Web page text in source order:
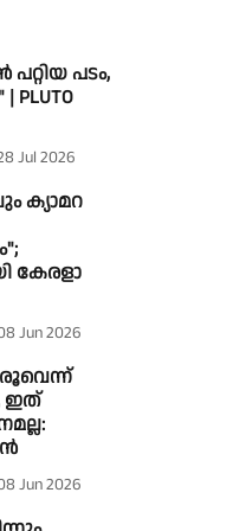
പടം,
Jul 2026
ക്യാമറ
കേരളാ
Jun 2026
ഇത്
Jun 2026